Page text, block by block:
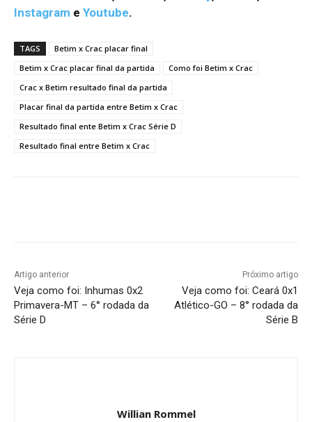
Instagram e Youtube.
TAGS
Betim x Crac placar final
Betim x Crac placar final da partida
Como foi Betim x Crac
Crac x Betim resultado final da partida
Placar final da partida entre Betim x Crac
Resultado final ente Betim x Crac Série D
Resultado final entre Betim x Crac
Artigo anterior
Veja como foi: Inhumas 0x2
Primavera-MT – 6° rodada da
Série D
Próximo artigo
Veja como foi: Ceará 0x1
Atlético-GO – 8° rodada da
Série B
Willian Rommel